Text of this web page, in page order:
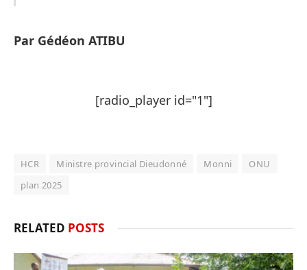
Par Gédéon ATIBU
[radio_player id="1"]
HCR Ministre provincial Dieudonné Monni
ONU
plan 2025
RELATED POSTS